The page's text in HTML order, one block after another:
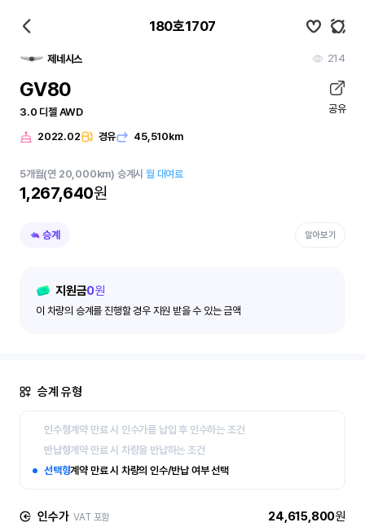
180호1707
제네시스 214
GV80
3.0 디젤 AWD 공유
2022.02 경유 45,510km
5개월(연 20,000km) 승계시월 대여료
1,267,640원
승계 알아보기
지원금0원
이 차량의 승계를 진행할 경우 지원 받을 수 있는 금액
승계 유형
인수형계약 만료 시 인수가를 납입 후 인수하는 조건
반납형계약 만료 시 차량을 반납하는 조건
선택형계약 만료 시 차량의 인수/반납 여부 선택
인수가 VAT 포함 24,615,800원